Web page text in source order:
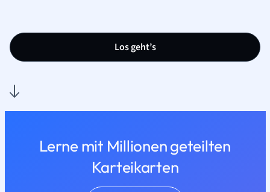
Los geht’s
Lerne mit Millionen geteilten
Karteikarten